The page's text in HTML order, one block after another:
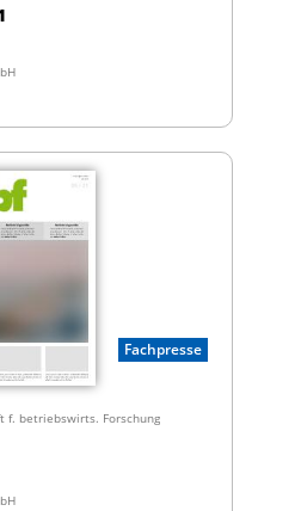
Fachpresse
f. betriebswirts. Forschung